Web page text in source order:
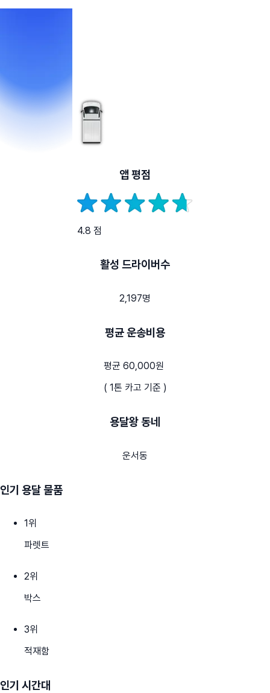
앱 평점
4.8 점
활성 드라이버수
2,197명
평균 운송비용
평균 60,000원
( 1톤 카고 기준 )
용달왕 동네
운서동
인기 용달 물품
1위
파렛트
2위
박스
3위
적재함
인기 시간대